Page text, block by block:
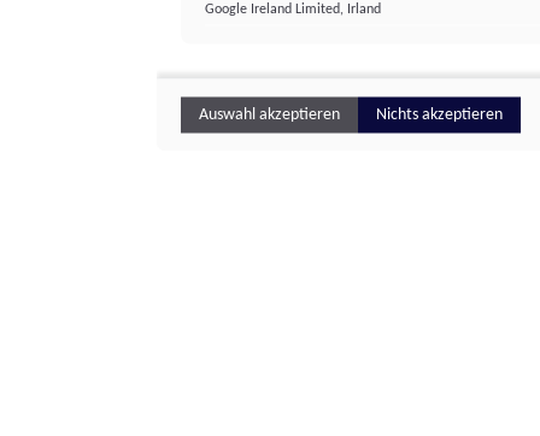
Google Ireland Limited, Irland
Auswahl akzeptieren Nichts akzeptieren